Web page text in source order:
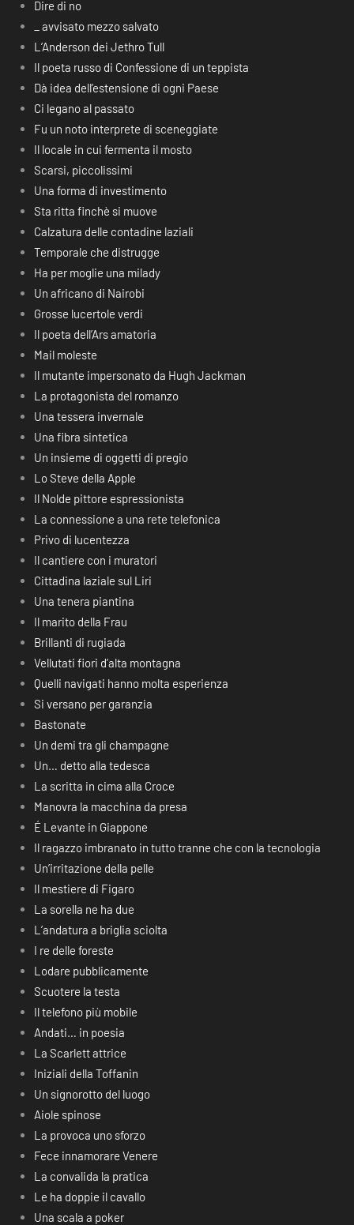
Dire di no
_ avvisato mezzo salvato
L’Anderson dei Jethro Tull
Il poeta russo di Confessione di un teppista
Dà idea dell’estensione di ogni Paese
Ci legano al passato
Fu un noto interprete di sceneggiate
Il locale in cui fermenta il mosto
Scarsi, piccolissimi
Una forma di investimento
Sta ritta finchè si muove
Calzatura delle contadine laziali
Temporale che distrugge
Ha per moglie una milady
Un africano di Nairobi
Grosse lucertole verdi
Il poeta dell’Ars amatoria
Mail moleste
Il mutante impersonato da Hugh Jackman
La protagonista del romanzo
Una tessera invernale
Una fibra sintetica
Un insieme di oggetti di pregio
Lo Steve della Apple
Il Nolde pittore espressionista
La connessione a una rete telefonica
Privo di lucentezza
Il cantiere con i muratori
Cittadina laziale sul Liri
Una tenera piantina
Il marito della Frau
Brillanti di rugiada
Vellutati fiori d’alta montagna
Quelli navigati hanno molta esperienza
Si versano per garanzia
Bastonate
Un demi tra gli champagne
Un… detto alla tedesca
La scritta in cima alla Croce
Manovra la macchina da presa
É Levante in Giappone
Il ragazzo imbranato in tutto tranne che con la tecnologia
Un’irritazione della pelle
Il mestiere di Figaro
La sorella ne ha due
L’andatura a briglia sciolta
I re delle foreste
Lodare pubblicamente
Scuotere la testa
Il telefono più mobile
Andati… in poesia
La Scarlett attrice
Iniziali della Toffanin
Un signorotto del luogo
Aiole spinose
La provoca uno sforzo
Fece innamorare Venere
La convalida la pratica
Le ha doppie il cavallo
Una scala a poker